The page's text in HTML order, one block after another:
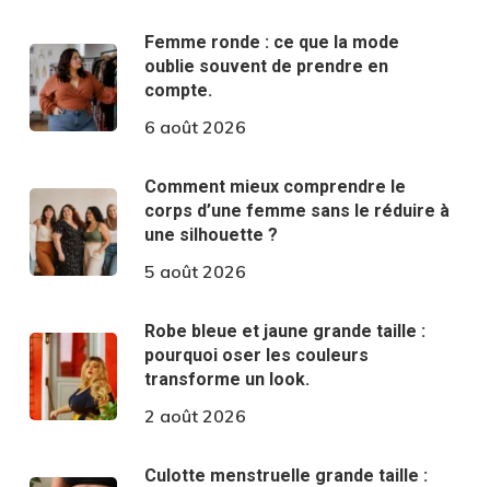
Femme ronde : ce que la mode
oublie souvent de prendre en
compte.
6 août 2026
Comment mieux comprendre le
corps d’une femme sans le réduire à
une silhouette ?
5 août 2026
Robe bleue et jaune grande taille :
pourquoi oser les couleurs
transforme un look.
2 août 2026
Culotte menstruelle grande taille :